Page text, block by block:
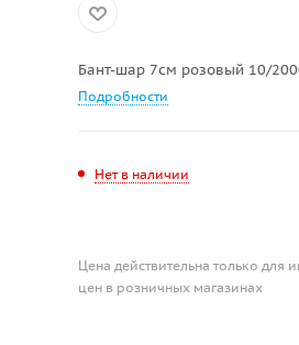
Бант-шар 7см розовый 10/
Подробности
Нет в наличии
Цена действительна только для
цен в розничных магазинах